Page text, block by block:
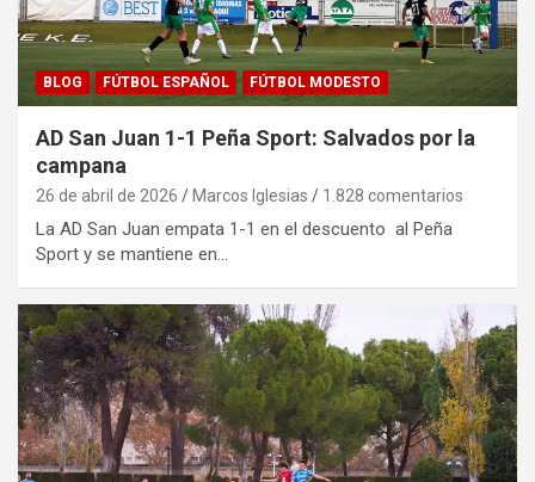
BLOG FÚTBOL ESPAÑOL FÚTBOL MODESTO
AD San Juan 1-1 Peña Sport: Salvados por la
campana
26 de abril de 2026 Marcos Iglesias 1.828 comentarios
La AD San Juan empata 1-1 en el descuento al Peña
Sport y se mantiene en…